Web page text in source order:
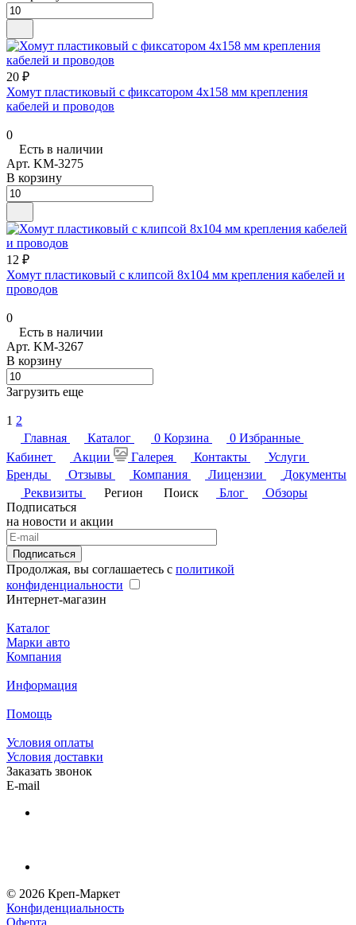
20 ₽
Хомут пластиковый с фиксатором 4х158 мм крепления
кабелей и проводов
0
Есть в наличии
Арт. KM-3275
В корзину
12 ₽
Хомут пластиковый с клипсой 8х104 мм крепления кабелей и
проводов
0
Есть в наличии
Арт. KM-3267
В корзину
Загрузить еще
1 2
Главная
Каталог 0 Корзина 0 Избранные
Кабинет
Акции Галерея Контакты
Услуги
Бренды
Отзывы Компания Лицензии
Документы
Реквизиты
Регион Поиск Блог
Обзоры
Подписаться
на новости и акции
Подписаться
Продолжая, вы соглашаетесь с политикой
конфиденциальности
Интернет-магазин
Каталог
Марки авто
Компания
Информация
Помощь
Условия оплаты
Условия доставки
Заказать звонок
E-mail
© 2026 Креп-Маркет
Конфиденциальность
Оферта